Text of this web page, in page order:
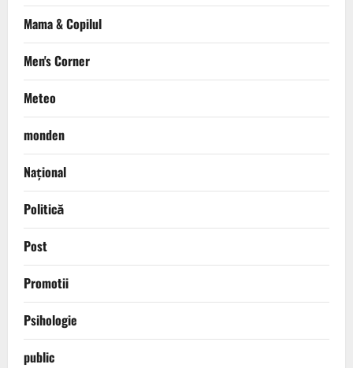
Mama & Copilul
Men's Corner
Meteo
monden
Național
Politică
Post
Promotii
Psihologie
public